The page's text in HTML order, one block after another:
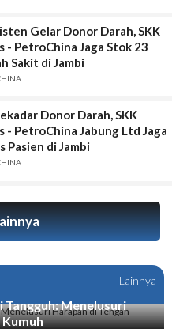
Gelar Donor Darah, SKK
- PetroChina Jaga Stok 23
Sakit di Jambi
Donor Darah, SKK
- PetroChina Jabung Ltd Jaga
Pasien di Jambi
Lainnya
Tangguh: Menelusuri